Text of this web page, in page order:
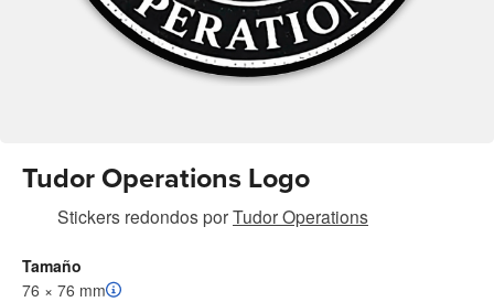
Tudor Operations Logo
Stickers redondosporTudor Operations
Tamaño
76 × 76 mm